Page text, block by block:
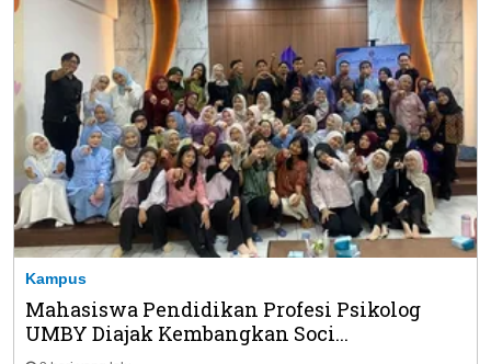
Kampus
Mahasiswa Pendidikan Profesi Psikolog
UMBY Diajak Kembangkan Soci...